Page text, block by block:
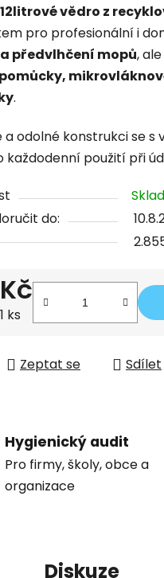
12litrové vědro z
pro profesionální i
předvlhčení mopů,
.
a odolné konstrukci se s
každodenní použití při
do:
ks
Zeptat se Sdílet
Hygienický audit
Pro firmy, školy, obce a
organizace
Diskuze